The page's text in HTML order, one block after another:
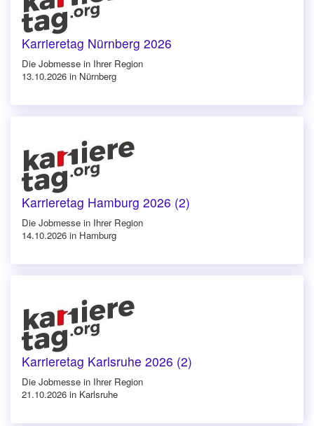
Karrieretag Nürnberg 2026
Die Jobmesse in Ihrer Region
13.10.2026 in Nürnberg
Karrieretag Hamburg 2026 (2)
Die Jobmesse in Ihrer Region
14.10.2026 in Hamburg
Karrieretag Karlsruhe 2026 (2)
Die Jobmesse in Ihrer Region
21.10.2026 in Karlsruhe